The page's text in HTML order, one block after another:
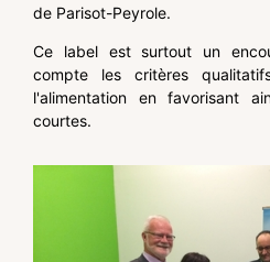
de Parisot-Peyrole.
Ce label est surtout un
compte les critères
l'alimentation en favorisant
courtes.